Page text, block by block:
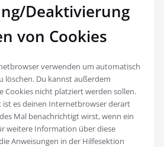
Deaktivierung
von Cookies
verwenden um automatisch
löschen. Du kannst außerdem
Cookies nicht platziert werden sollen.
ist es deinen Internetbrowser derart
Mal benachrichtigt wirst, wenn ein
weitere Information über diese
Anweisungen in der Hilfesektion